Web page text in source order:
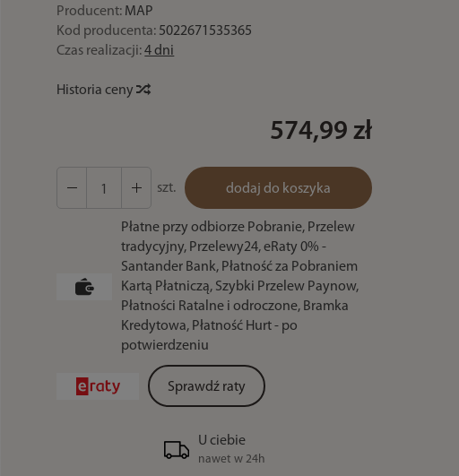
Producent: MAP
Kod producenta: 5022671535365
Czas realizacji: 4 dni
Historia ceny
574,99 zł
szt. dodaj do koszyka
Płatne przy odbiorze Pobranie, Przelew
tradycyjny, Przelewy24, eRaty 0% -
Santander Bank, Płatność za Pobraniem
Kartą Płatniczą, Szybki Przelew Paynow,
Płatności Ratalne i odroczone, Bramka
Kredytowa, Płatność Hurt - po
potwierdzeniu
Sprawdź raty
U ciebie
nawet w 24h